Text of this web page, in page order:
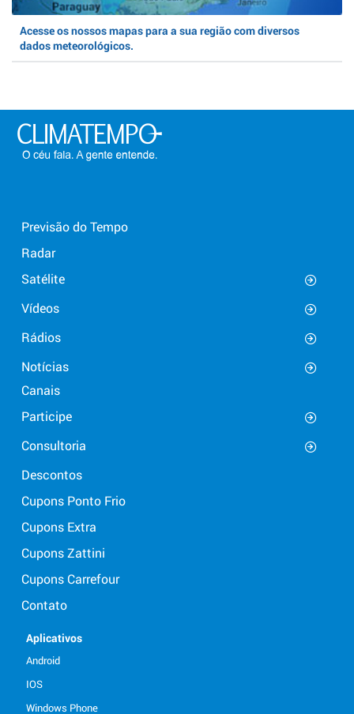
Acesse os nossos mapas para a sua região com diversos
dados meteorológicos.
Previsão do Tempo
Radar
Satélite
Vídeos
Rádios
Notícias
Canais
Participe
Consultoria
Descontos
Cupons Ponto Frio
Cupons Extra
Cupons Zattini
Cupons Carrefour
Contato
Aplicativos
Android
IOS
Windows Phone